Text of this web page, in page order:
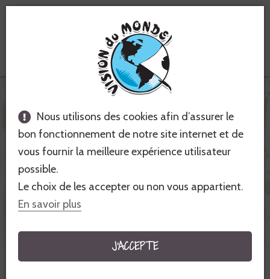
Nous utilisons des cookies afin d’assurer le
bon fonctionnement de notre site internet et de
vous fournir la meilleure expérience utilisateur
possible.
Le choix de les accepter ou non vous appartient.
En savoir plus
J'ACCEPTE
CRÉER VOTRE ESPACE
VOYAGEUR
VOTRE EMAIL